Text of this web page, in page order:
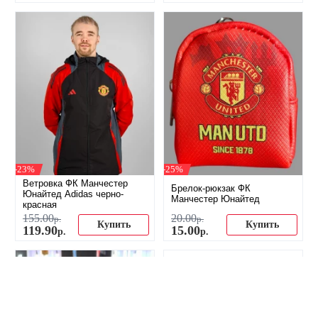
-23%
Ветровка ФК Манчестер
Юнайтед Adidas черно-
красная
155.00р.
119.90р.
Купить
-25%
Брелок-рюкзак ФК
Манчестер Юнайтед
20.00р.
15.00р.
Купить